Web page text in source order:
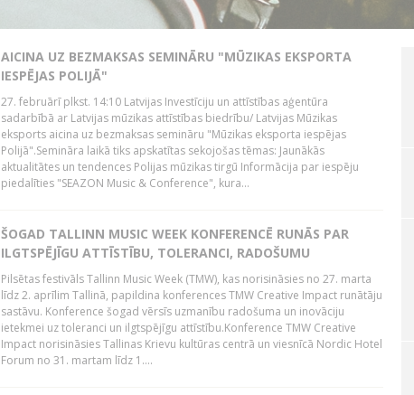
AICINA UZ BEZMAKSAS SEMINĀRU "MŪZIKAS EKSPORTA
IESPĒJAS POLIJĀ"
27. februārī plkst. 14:10 Latvijas Investīciju un attīstības aģentūra
sadarbībā ar Latvijas mūzikas attīstības biedrību/ Latvijas Mūzikas
eksports aicina uz bezmaksas semināru "Mūzikas eksporta iespējas
Polijā".Semināra laikā tiks apskatītas sekojošas tēmas: Jaunākās
aktualitātes un tendences Polijas mūzikas tirgū Informācija par iespēju
piedalīties "SEAZON Music & Conference", kura...
ŠOGAD TALLINN MUSIC WEEK KONFERENCĒ RUNĀS PAR
ILGTSPĒJĪGU ATTĪSTĪBU, TOLERANCI, RADOŠUMU
Pilsētas festivāls Tallinn Music Week (TMW), kas norisināsies no 27. marta
līdz 2. aprīlim Tallinā, papildina konferences TMW Creative Impact runātāju
sastāvu. Konference šogad vērsīs uzmanību radošuma un inovāciju
ietekmei uz toleranci un ilgtspējīgu attīstību.Konference TMW Creative
Impact norisināsies Tallinas Krievu kultūras centrā un viesnīcā Nordic Hotel
Forum no 31. martam līdz 1....